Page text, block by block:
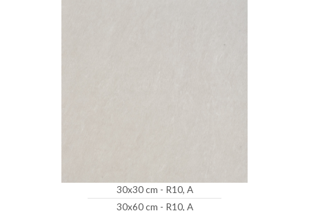
30x30 cm - R10, A
30x60 cm - R10, A